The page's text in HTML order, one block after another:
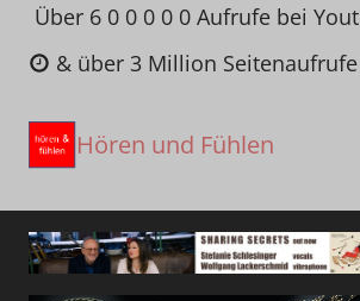
Zum
Inhalt
springen
Über 6 0 0 0 0 0 Aufrufe bei
& über 3 Million Seitenaufrufe
Hören und Fühlen